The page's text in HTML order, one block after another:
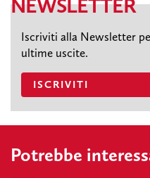
NEWSLETTER
Iscriviti alla Newsletter
ultime uscite.
ISCRIVITI
Potrebbe